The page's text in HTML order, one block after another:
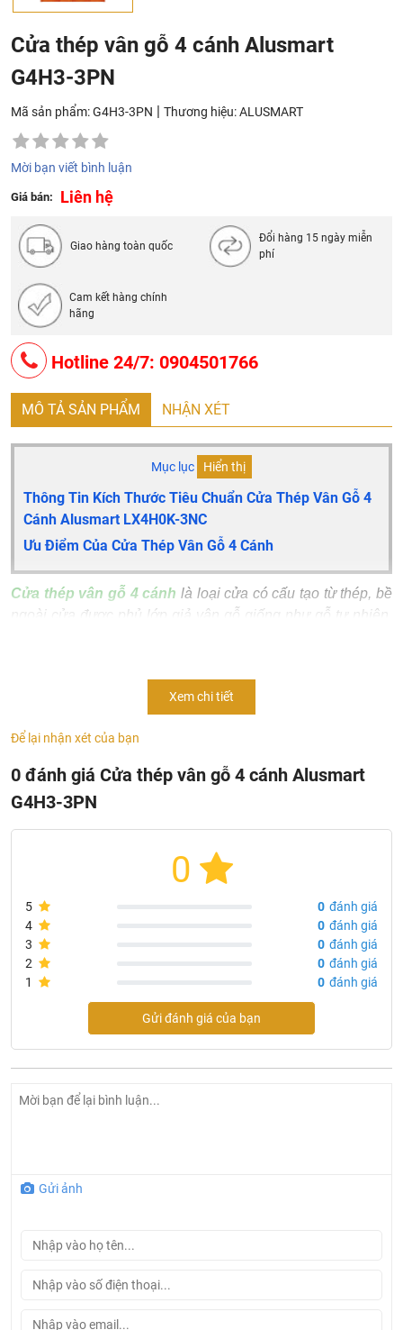
Cửa thép vân gỗ 4 cánh Alusmart
G4H3-3PN
Mã sản phẩm: G4H3-3PN | Thương hiệu:ALUSMART
Mời bạn viết bình luận
Giá bán: Liên hệ
Giao hàng toàn quốc
Đổi hàng 15 ngày miễn
phí
Cam kết hàng chính
hãng
Hotline 24/7: 0904501766
MÔ TẢ SẢN PHẨM NHẬN XÉT
Mục lục Hiển thị
Thông Tin Kích Thước Tiêu Chuẩn Cửa Thép Vân Gỗ 4
Cánh Alusmart LX4H0K-3NC
Ưu Điểm Của Cửa Thép Vân Gỗ 4 Cánh
Cửa thép vân gỗ 4 cánh là loại cửa có cấu tạo từ thép, bề
ngoài cửa được phủ lớp giả vân gỗ giống như gỗ tự nhiên.
Với tính thẩm mỹ cao, tính bền chắc và những ưu điểm nổi
Chống cạy phá…Cửa thép vân gỗ 4 cánh cân
vệ cho ngôi nhà của bạn.
Cửa thép vân gỗ 4 cánh Alusmart G4H3-3PN
Xem chi tiết
Để lại nhận xét của bạn
0 đánh giá Cửa thép vân gỗ 4 cánh Alusmart
G4H3-3PN
0
5 0 đánh giá
4
0 đánh giá
3
0 đánh giá
2
0 đánh giá
1
0 đánh giá
Gửi đánh giá của bạn
Gửi ảnh